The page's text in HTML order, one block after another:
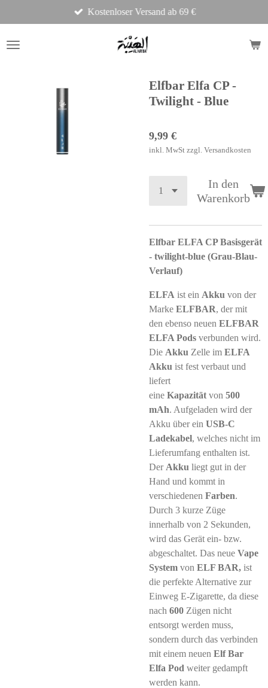
Hauptinhalt
springen
Kostenloser Versand ab 69 €
Elfbar Elfa CP -
Twilight - Blue
9,99 €
inkl. MwSt zzgl. Versandkosten
In den
Warenkorb
Elfbar ELFA CP Basisgerät
- twilight-blue (Grau-Blau-
Verlauf)
ELFA ist ein Akku von der
Marke ELFBAR, der mit
den ebenso neuen ELFBAR
ELFA Pods verbunden wird.
Die Akku Zelle im ELFA
Akku ist fest verbaut und
liefert
eine Kapazität von 500
mAh. Aufgeladen wird der
Akku über ein USB-C
Ladekabel, welches nicht im
Lieferumfang enthalten ist.
Der Akku liegt gut in der
Hand und kommt in
verschiedenen Farben.
Durch 3 kurze Züge
innerhalb von 2 Sekunden,
wird das Gerät ein- bzw.
abgeschaltet. Das neue Vape
System von ELF BAR, ist
die perfekte Alternative zur
Einweg E-Zigarette, da diese
nach 600 Zügen nicht
entsorgt werden muss,
sondern durch das verbinden
mit einem neuen Elf Bar
Elfa Pod weiter gedampft
werden kann.